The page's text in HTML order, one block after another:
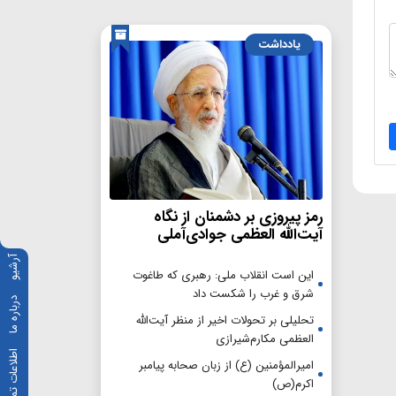
آرشیو
درباره ما
اطلاعات تماس
یادداشت
رمز پیروزی بر دشمنان از نگاه
آیت‌الله العظمی جوادی‌آملی
این است انقلاب ملی: رهبری که طاغوت
شرق و غرب را شکست داد
تحلیلی بر تحولات اخیر از منظر آیت‌الله
العظمی مکارم‌شیرازی
امیرالمؤمنین (ع) از زبان صحابه پیامبر
اکرم(ص)